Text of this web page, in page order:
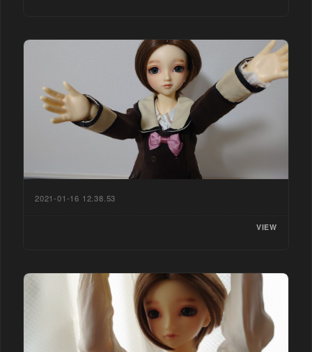
2021-01-16 12.38.53
VIEW